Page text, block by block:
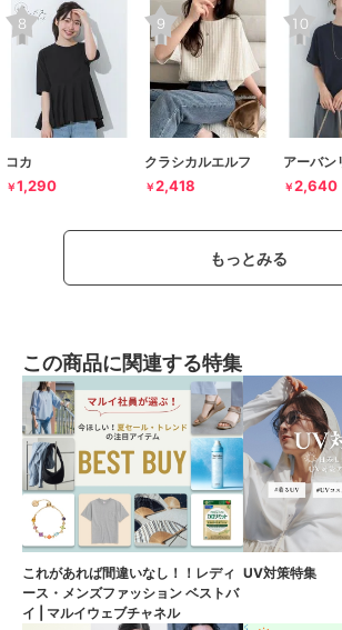
コカ
￥1,290
クラシカルエルフ
￥2,418 ￥2,640
もっとみる
この商品に関連する特集
これがあれば間違いなし！！レディ
ース・メンズファッション ベストバ
イ | マルイウェブチャネル
UV対策特集